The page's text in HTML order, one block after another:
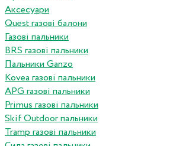
Аксесуари
Quest газові балони
Газові пальники
BRS газові пальники
Пальники Ganzo
Kovea газові пальники
APG газові пальники
Primus газові пальники
Skif Outdoor пальники
Tramp газові пальники